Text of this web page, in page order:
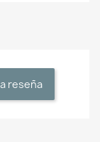
reseña